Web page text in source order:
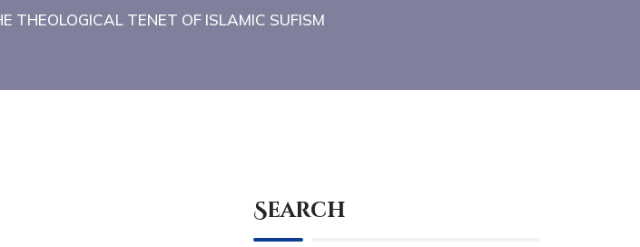
THEOLOGICAL TENET OF ISLAMIC SUFISM
Search